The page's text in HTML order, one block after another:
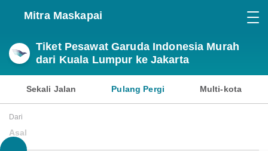
Mitra Maskapai
Tiket Pesawat Garuda Indonesia Murah
dari Kuala Lumpur ke Jakarta
Sekali Jalan Pulang Pergi Multi-kota
Dari
Asal